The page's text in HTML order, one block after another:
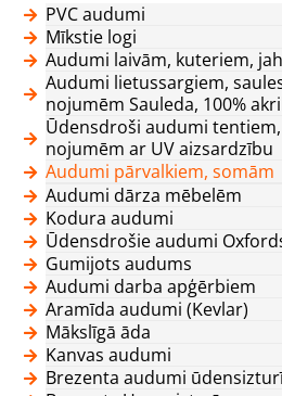
PVC audumi
Mīkstie logi
Audumi laivām, kuteriem,
Audumi lietussargiem,
nojumēm Sauleda, 100%
Ūdensdroši audumi tentiem,
nojumēm ar UV aizsardzību
Audumi pārvalkiem, somām
Audumi dārza mēbelēm
Kodura audumi
Ūdensdrošie audumi
Gumijots audums
Audumi darba apģērbiem
Aramīda audumi (Kevlar)
Mākslīgā āda
Kanvas audumi
Brezenta audumi